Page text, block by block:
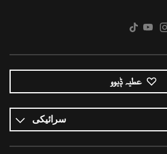
عطیہ ݙیوو